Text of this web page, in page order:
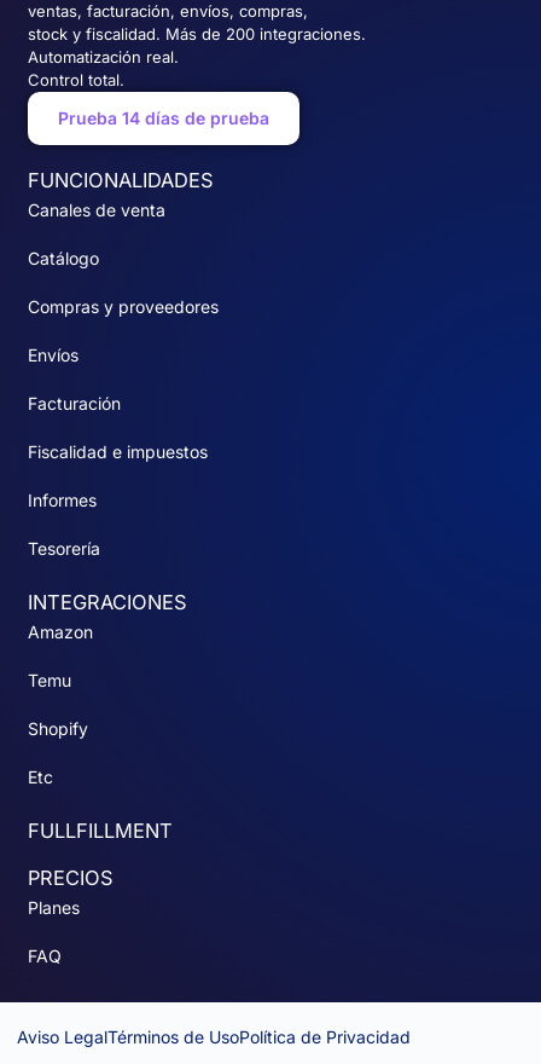
ventas, facturación, envíos, compras,
stock y fiscalidad. Más de 200 integraciones.
Automatización real.
Control total.
Prueba 14 días de prueba
FUNCIONALIDADES
Canales de venta
Catálogo
Compras y proveedores
Envíos
Facturación
Fiscalidad e impuestos
Informes
Tesorería
INTEGRACIONES
Amazon
Temu
Shopify
Etc
FULLFILLMENT
PRECIOS
Planes
FAQ
Aviso LegalTérminos de UsoPolítica de Privacidad